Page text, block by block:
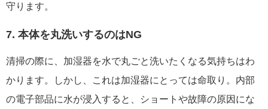
守ります。
7. 本体を丸洗いするのはNG
清掃の際に、加湿器を水で丸ごと洗いたくなる気持ちはわ
かります。しかし、これは加湿器にとっては命取り。内部
の電子部品に水が浸入すると、ショートや故障の原因にな